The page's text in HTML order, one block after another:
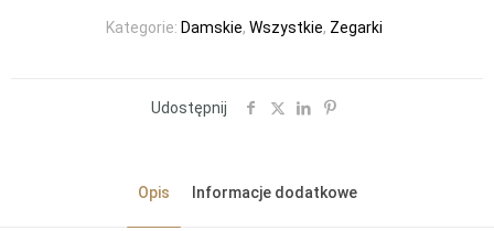
Kategorie: Damskie, Wszystkie, Zegarki
Udostępnij
Opis Informacje dodatkowe